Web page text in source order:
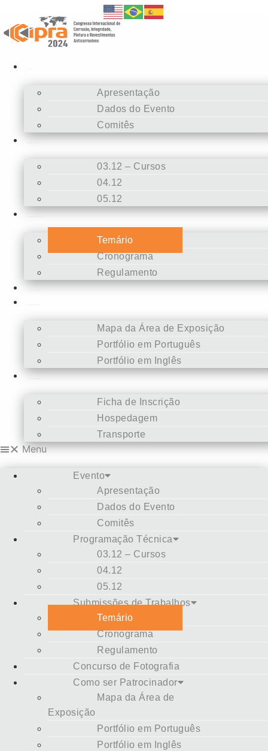
Apresentação
Dados do Evento
Comitês
03.12 – Cursos
04.12
05.12
Temário
Cronograma
Regulamento
Mapa da Área de Exposição
Portfólio em Português
Portfólio em Inglês
Ficha de Inscrição
Hospedagem
Transporte
Menu
Evento
Apresentação
Dados do Evento
Comitês
Programação Técnica
03.12 – Cursos
04.12
05.12
Submissões de Trabalhos
Temário
Cronograma
Regulamento
Concurso de Fotografia
Como ser Patrocinador
Mapa da Área de
Exposição
Portfólio em Português
Portfólio em Inglês